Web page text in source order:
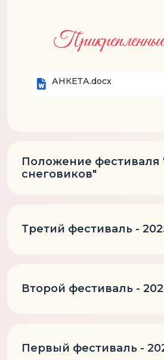
АНКЕТА.docx
Положение фестиваля
снеговиков"
Третий фестиваль -
Второй фестиваль -
Первый фестиваль -